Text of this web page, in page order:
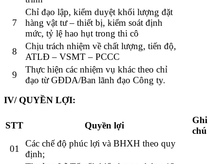
7
Chỉ đạo lập, kiểm duyệt khối lượng đặt
hàng vật tư – thiết bị, kiểm soát định
mức, tỷ lệ hao hụt trong thi cô
8
Chịu trách nhiệm về chất lượng, tiến độ,
ATLĐ – VSMT – PCCC
9
Thực hiện các nhiệm vụ khác theo chỉ
đạo từ GĐDA/Ban lãnh đạo Công ty.
IV/ QUYỀN LỢI:
STT Quyền lợi
Ghi
chú
01
Các chế độ phúc lợi và BHXH theo quy
định;